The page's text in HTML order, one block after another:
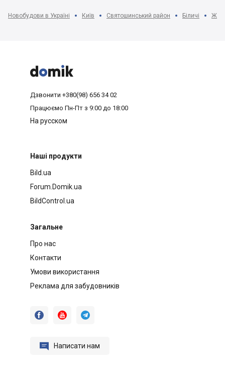
Новобудови в Україні Київ Святошинський район Біличі ЖК



Дзвонити +380(98) 656 34 02
Працюємо Пн-Пт з 9:00 до 18:00
На русском
Наші продукти
Bild.ua
Forum.Domik.ua
BildControl.ua
Загальне
Про нас
Контакти
Умови використання
Реклама для забудовників
  
 Написати нам